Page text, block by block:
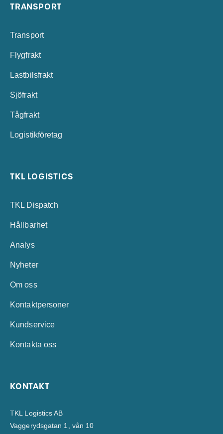
TRANSPORT
Transport
Flygfrakt
Lastbilsfrakt
Sjöfrakt
Tågfrakt
Logistikföretag
TKL LOGISTICS
TKL Dispatch
Hållbarhet
Analys
Nyheter
Om oss
Kontaktpersoner
Kundservice
Kontakta oss
KONTAKT
TKL Logistics AB
Vaggerydsgatan 1, vån 10